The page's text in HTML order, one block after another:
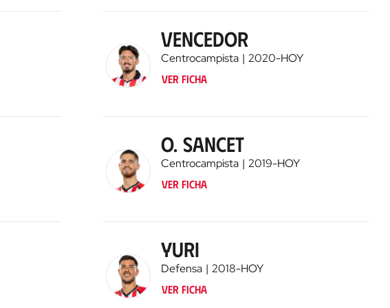
Vencedor
Centrocampista 2020-HOY
Ver ficha
O. Sancet
Centrocampista 2019-HOY
Ver ficha
Yuri
Defensa 2018-HOY
Ver ficha